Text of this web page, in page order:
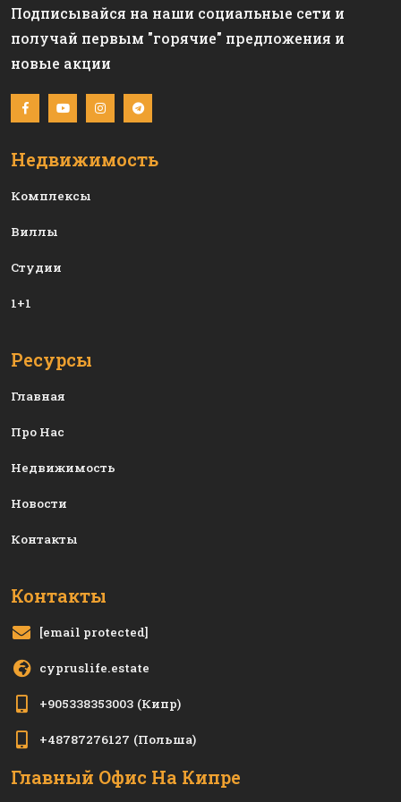
Подписывайся на наши социальные сети и
получай первым "горячие" предложения и
новые акции
Недвижимость
Комплексы
Виллы
Студии
1+1
Ресурсы
Главная
Про Нас
Недвижимость
Новости
Контакты
Контакты
[email protected]
cypruslife.estate
+905338353003 (Кипр)
+48787276127 (Польша)
Главный Офис На Кипре